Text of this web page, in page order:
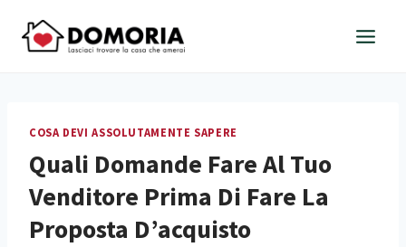
COSA DEVI ASSOLUTAMENTE SAPERE
Quali Domande Fare Al Tuo
Venditore Prima Di Fare La
Proposta D’acquisto